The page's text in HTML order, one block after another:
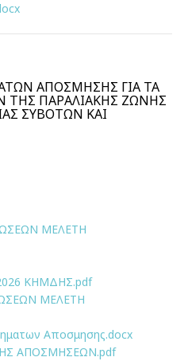
ΑΠΟΣΜΗΣΗΣ ΓΙΑ ΤΑ
ΤΗΣ ΠΑΡΑΛΙΑΚΗΣ ΖΩΝΗΣ
ΣΥΒΟΤΩΝ ΚΑΙ
ΜΕΛΕΤΗ
ΚΗΜΔΗΣ.pdf
ΜΕΛΕΤΗ
Αποσμησης.docx
ΑΠΟΣΜΗΣΕΩΝ.pdf